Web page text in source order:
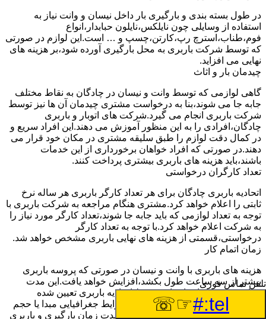
در طول بسته بندی و بارگیری بار داخل نیسان و وانت نیاز به
استفاده از وسایلی چون نایلکس،نایلون حبابدار،انواع
فوم،طناب،استرچ رپ،کارتن،چسپ و … است.این لوازم در صورتی
که توسط شرکت باربری به محل بارگیری آورده شود،بر هزینه های
نهایی می افزاید.
چیدمان بار و اثاث
گاهی لوازمی که توسط وانت و نیسان در چادگان به نقاط مختلف
جابه جا می شوند،بنا به درخواست مشتری چیدمان آن ها نیز توسط
شرکت باربری انجام می گیرد.شرکت های اتوبار و باربری
چادگان،افرادی را به این منظور آموزش می دهند.این افراد سریع و
در کمال دقت لوازم را طبق سلیقه مشتری در مکان خود قرار می
دهند.در صورتی که افراد خواهان برخورداری از این خدمات
باشند،باید هزینه های باربری بیشتری پرداخت کنند.
تعداد کارگران درخواستی
اتحادیه باربری چادگان برای هر تعداد کارگر باربری هر ساله نرخ
ثابتی را اعلام خواهد کرد.مشتری هنگام مراجعه به شرکت باربری با
توجه به تعداد لوازمی که باید جابه جا شوند،تعداد کارگر مورد نیاز را
به شرکت اعلام خواهد کرد.با توجه به تعداد کارگر
درخواستی،قسمتی از هزینه های نهایی باربری مشخص خواهد شد.
زمان اتمام کار
هزینه های باربری با وانت و نیسان در صورتی که پروسه باربری
بیشتر از سه ساعت طول بکشد،افزایش خواهد یافت.این مدت
زمان به صورت استادندارد توسط اتحادیه باربری تعیین شده
است.عواملی مثل آب وهوا،ترافیک،شرایط جغرافیایی مبدا یا حجم
زیاد لوازم ممکن است باعث افزایش مدت زمان بارگیری و باربری
تلفن تماس فوری
tel:#
☞☏